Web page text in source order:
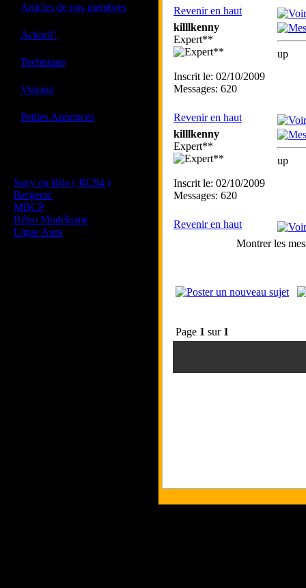
Articles de nos membres
Action!!
Technique
Vintage
Petites Annonces
Sucy en Brie ( RC94 )
Bergerac
MBCP
Rétro Modélisme
Ligue Aura
Revenir en haut
killlkenny
Expert**
Inscrit le: 02/10/2009
Messages: 620
up
Revenir en haut
killlkenny
Expert**
Inscrit le: 02/10/2009
Messages: 620
up
Revenir en haut
Montrer les
Page 1 sur 1